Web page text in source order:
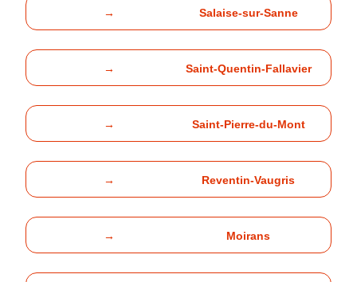
→ Salaise-sur-Sanne
→ Saint-Quentin-Fallavier
→ Saint-Pierre-du-Mont
→ Reventin-Vaugris
→ Moirans